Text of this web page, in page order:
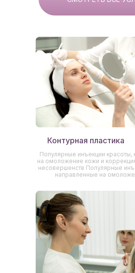
Популярные инъекции красоты,
на омоложение кожи и
несовершенств Популярные
направленные на
Контурная пластика